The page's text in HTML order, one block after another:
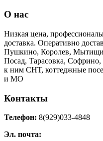
О нас
Низкая цена,
доставка. Оперативно
Пушкино, Королев, Мытищи,
Посад, Тарасовка,
к ним СНТ, коттеджные
и МО
Контакты
Телефон: 8(929)033-4848
Эл. почта: